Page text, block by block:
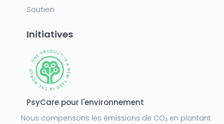
Soutien
Initiatives
PsyCare pour l'environnement
Nous compensons les émissions de CO₂ en plantant